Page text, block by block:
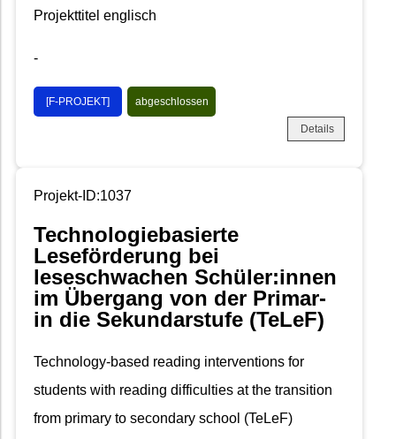
Projekttitel englisch
-
[F-PROJEKT] abgeschlossen
Details
Projekt-ID:1037
Technologiebasierte
Leseförderung bei
leseschwachen Schüler:innen
im Übergang von der Primar-
in die Sekundarstufe (TeLeF)
Technology‐based reading interventions for
students with reading difficulties at the transition
from primary to secondary school (TeLeF)